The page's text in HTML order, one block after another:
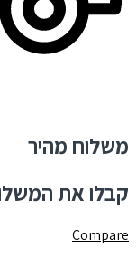
משלוח מהיר
קבלו את
Compare